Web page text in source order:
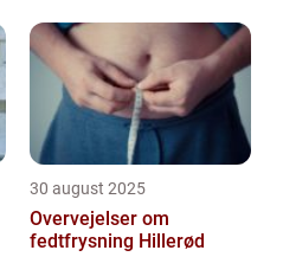
30 august 2025
Overvejelser om
fedtfrysning Hillerød